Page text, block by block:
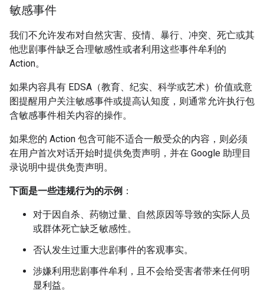
敏感事件
我们不允许发布对自然灾害、疫情、暴行、冲突、死亡或其
他悲剧事件缺乏合理敏感性或者利用这些事件牟利的
Action。
如果内容具有 EDSA（教育、纪实、科学或艺术）价值或意
图提醒用户关注敏感事件或提高认知度，则通常允许执行包
含敏感事件相关内容的操作。
如果您的 Action 包含可能不适合一般受众的内容，则必须
在用户首次对话开始时提供免责声明，并在 Google 助理目
录说明中提供免责声明。
下面是一些违规行为的示例 ：
对于因自杀、药物过量、自然原因等导致的实际人员
或群体死亡缺乏敏感性。
否认发生过重大悲剧事件的客观事实。
涉嫌利用悲剧事件牟利，且不会给受害者带来任何明
显利益。